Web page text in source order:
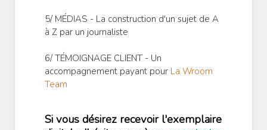
5/ MÉDIAS - La construction d'un sujet de A
à Z par un journaliste
6/ TÉMOIGNAGE CLIENT - Un
accompagnement payant pour La Wroom
Team
Si vous désirez recevoir l'exemplaire